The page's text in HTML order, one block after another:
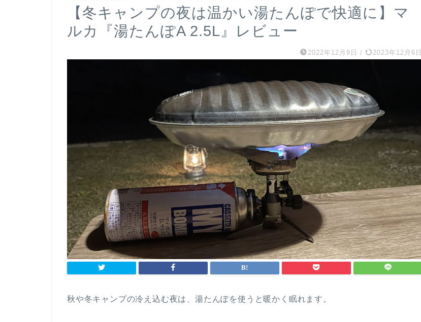
【冬キャンプの夜は温かい湯たんぽで快適に】マ
ルカ『湯たんぽA 2.5L』レビュー
2022年12月9日 / 2023年12月6日
秋や冬キャンプの冷え込む夜は、湯たんぽを使うと暖かく眠れます。